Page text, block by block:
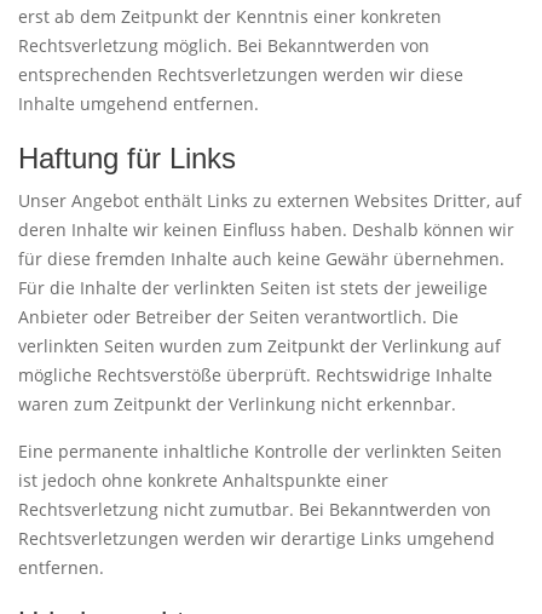
erst ab dem Zeitpunkt der Kenntnis einer konkreten
Rechtsverletzung möglich. Bei Bekanntwerden von
entsprechenden Rechtsverletzungen werden wir diese
Inhalte umgehend entfernen.
Haftung für Links
Unser Angebot enthält Links zu externen Websites Dritter, auf
deren Inhalte wir keinen Einfluss haben. Deshalb können wir
für diese fremden Inhalte auch keine Gewähr übernehmen.
Für die Inhalte der verlinkten Seiten ist stets der jeweilige
Anbieter oder Betreiber der Seiten verantwortlich. Die
verlinkten Seiten wurden zum Zeitpunkt der Verlinkung auf
mögliche Rechtsverstöße überprüft. Rechtswidrige Inhalte
waren zum Zeitpunkt der Verlinkung nicht erkennbar.
Eine permanente inhaltliche Kontrolle der verlinkten Seiten
ist jedoch ohne konkrete Anhaltspunkte einer
Rechtsverletzung nicht zumutbar. Bei Bekanntwerden von
Rechtsverletzungen werden wir derartige Links umgehend
entfernen.